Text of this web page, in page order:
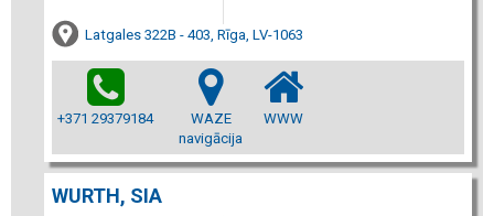
Latgales 322B - 403, Rīga, LV-1063
+371 29379184
WAZE
navigācija
WWW
WURTH, SIA